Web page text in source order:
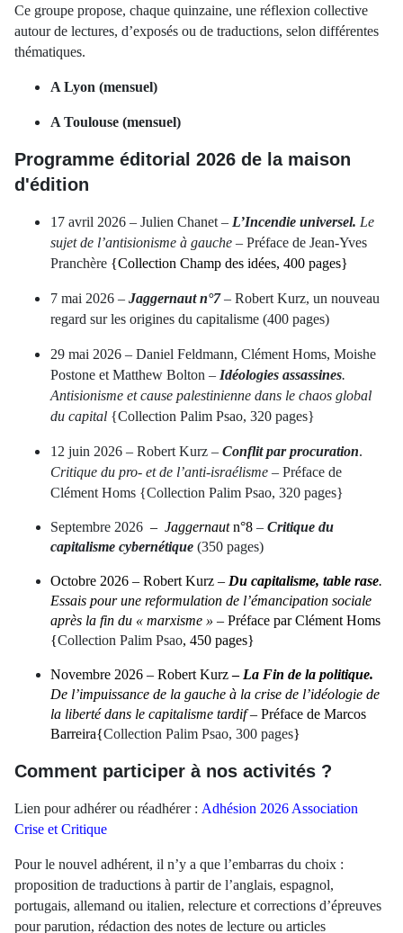
Ce groupe propose, chaque quinzaine, une réflexion collective
autour de lectures, d’exposés ou de traductions, selon différentes
thématiques.
A Lyon (mensuel)
A Toulouse (mensuel)
Programme éditorial 2026 de la maison
d'édition
17 avril 2026 – Julien Chanet – L’Incendie universel. Le
sujet de l’antisionisme à gauche – Préface de Jean-Yves
Pranchère {Collection Champ des idées, 400 pages}
7 mai 2026 – Jaggernaut n°7– Robert Kurz, un nouveau
regard sur les origines du capitalisme (400 pages)
29 mai 2026 – Daniel Feldmann, Clément Homs, Moishe
Postone et Matthew Bolton – Idéologies assassines.
Antisionisme et cause palestinienne dans le chaos global
du capital {Collection Palim Psao, 320 pages}
12 juin 2026 – Robert Kurz – Conflit par procuration.
Critique du pro- et de l’anti-israélisme – Préface de
Clément Homs {Collection Palim Psao, 320 pages}
Septembre 2026 – Jaggernautn°8 – Critique du
capitalisme cybernétique (350 pages)
Octobre 2026 – Robert Kurz – Du capitalisme, table rase.
Essais pour une reformulation de l’émancipation sociale
après la fin du « marxisme » – Préface par Clément Homs
{Collection Palim Psao, 450 pages}
Novembre 2026 – Robert Kurz– La Fin de la politique.
De l’impuissance de la gauche à la crise de l’idéologie de
la liberté dans le capitalisme tardif– Préface de Marcos
Barreira{Collection Palim Psao, 300 pages}
Comment participer à nos activités ?
Lien pour adhérer ou réadhérer : Adhésion 2026 Association
Crise et Critique
Pour le nouvel adhérent, il n’y a que l’embarras du choix :
proposition de traductions à partir de l’anglais, espagnol,
portugais, allemand ou italien, relecture et corrections d’épreuves
pour parution, rédaction des notes de lecture ou articles